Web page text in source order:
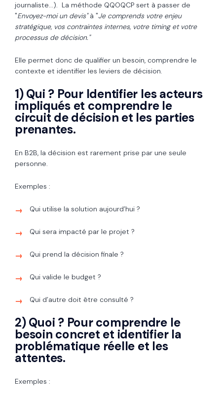
journaliste...). La méthode QQOQCP sert à passer de
"Envoyez-moi un devis"à "Je comprends votre enjeu
stratégique, vos contraintes internes, votre timing et votre
processus de décision."
Elle permet donc de qualifier un besoin, comprendre le
contexte et identifier les leviers de décision.
1) Qui ? Pour Identifier les acteurs
impliqués et comprendre le
circuit de décision et les parties
prenantes.
En B2B, la décision est rarement prise par une seule
personne.
Exemples :
Qui utilise la solution aujourd’hui ?
Qui sera impacté par le projet ?
Qui prend la décision finale ?
Qui valide le budget ?
Qui d’autre doit être consulté ?
2) Quoi ? Pour comprendre le
besoin concret et identifier la
problématique réelle et les
attentes.
Exemples :